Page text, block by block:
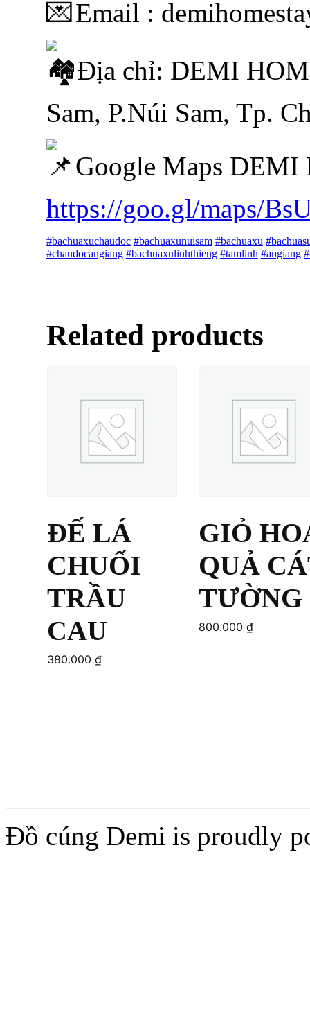
Email :
Địa chỉ: DEMI
Sam, P.Núi Sam, Tp.
Google Maps DEMI
https://goo.gl/maps/
#bachuaxuchaudoc #bachuaxunuisam #bachuaxu
#chaudocangiang #bachuaxulinhthieng #tamlinh #angiang
Related products
ĐẾ LÁ
CHUỐI
TRẦU
CAU
380.000 ₫
GIỎ
QUẢ
TƯỜNG
800.000₫
Đồ cúng Demi is proudly